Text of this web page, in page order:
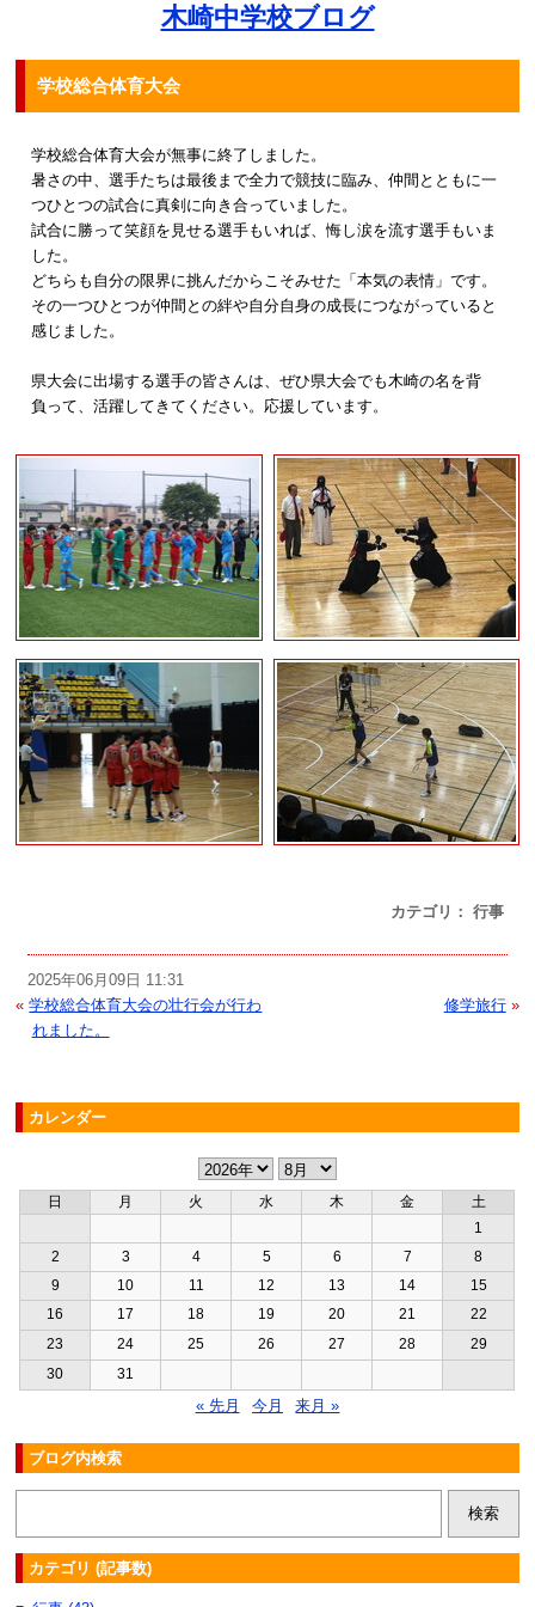
木崎中学校ブログ
学校総合体育大会
カテゴリ： 行事
学校総合体育大会が無事に終了しました。
暑さの中、選手たちは最後まで全力で競技に臨み、仲間とともに一
つひとつの試合に真剣に向き合っていました。
試合に勝って笑顔を見せる選手もいれば、悔し涙を流す選手もいま
した。
どちらも自分の限界に挑んだからこそみせた「本気の表情」です。
その一つひとつが仲間との絆や自分自身の成長につながっていると
感じました。
県大会に出場する選手の皆さんは、ぜひ県大会でも木崎の名を背
負って、活躍してきてください。応援しています。
2025年06月09日 11:31
« 学校総合体育大会の壮行会が行わ
れました。
修学旅行 »
カレンダー
日 月 火 水 木 金
土
1
2
3 4 5 6 7
8
9
10 11 12 13 14
15
16
17 18 19 20 21
22
23
24 25 26 27 28
29
30
31
« 先月 今月 来月 »
ブログ内検索
カテゴリ (記事数)